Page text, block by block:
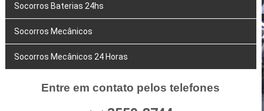
Socorros Baterias 24hs
Socorros Mecânicos
Socorros Mecânicos 24 Horas
Entre em contato pelos telefones